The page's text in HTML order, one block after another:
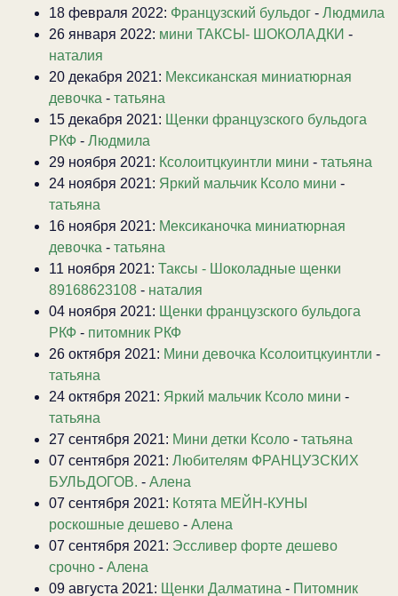
18 февраля 2022: Французский бульдог - Людмила
26 января 2022: мини ТАКСЫ- ШОКОЛАДКИ -
наталия
20 декабря 2021: Мексиканская миниатюрная
девочка - татьяна
15 декабря 2021: Щенки французского бульдога
РКФ - Людмила
29 ноября 2021: Ксолоитцкуинтли мини - татьяна
24 ноября 2021: Яркий мальчик Ксоло мини -
татьяна
16 ноября 2021: Мексиканочка миниатюрная
девочка - татьяна
11 ноября 2021: Таксы - Шоколадные щенки
89168623108 - наталия
04 ноября 2021: Щенки французского бульдога
РКФ - питомник РКФ
26 октября 2021: Мини девочка Ксолоитцкуинтли -
татьяна
24 октября 2021: Яркий мальчик Ксоло мини -
татьяна
27 сентября 2021: Мини детки Ксоло - татьяна
07 сентября 2021: Любителям ФРАНЦУЗСКИХ
БУЛЬДОГОВ. - Алена
07 сентября 2021: Котята МЕЙН-КУНЫ
роскошные дешево - Алена
07 сентября 2021: Эссливер форте дешево
срочно - Алена
09 августа 2021: Щенки Далматина - Питомник